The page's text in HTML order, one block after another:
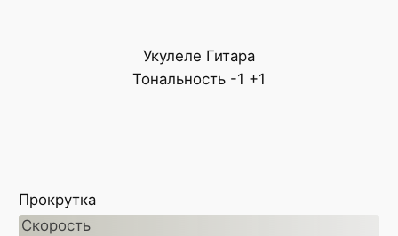
Укулеле Гитара
Тональность -1 +1
Прокрутка
Скорость